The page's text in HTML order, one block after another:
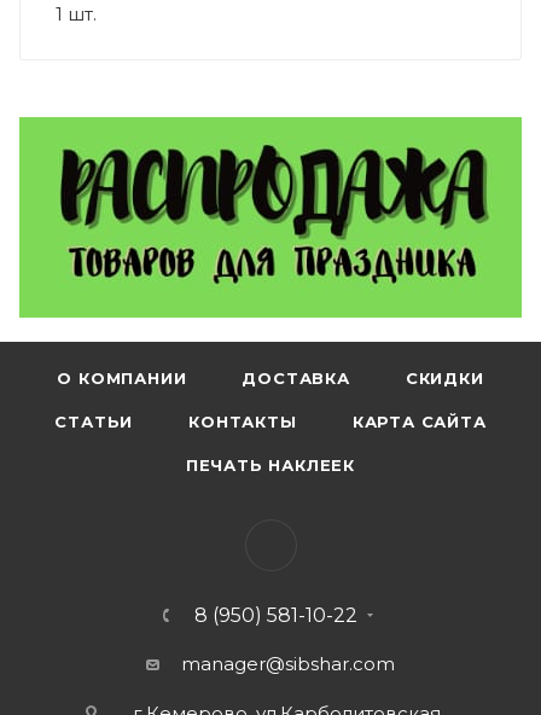
1 шт.
О КОМПАНИИ ДОСТАВКА СКИДКИ
СТАТЬИ КОНТАКТЫ КАРТА САЙТА
ПЕЧАТЬ НАКЛЕЕК
8 (950) 581-10-22
manager@sibshar.com